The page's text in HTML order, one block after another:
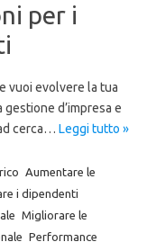
per i
vuoi evolvere la tua
d’impresa e
cerca… Leggi tutto »
Aumentare le
i dipendenti
Migliorare le
Performance